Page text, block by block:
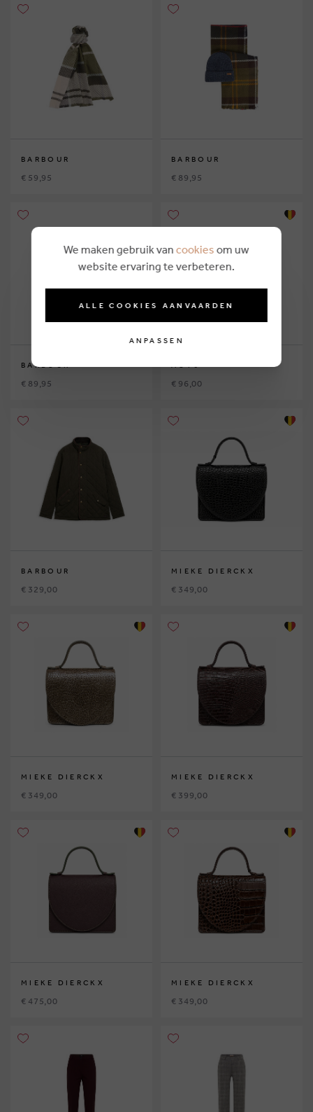
BARBOUR
€ 59,95
BARBOUR
€ 89,95
BARBOUR
€ 89,95
AO76
€ 96,00
BARBOUR
€ 329,00
MIEKE DIERCKX
€ 349,00
MIEKE DIERCKX
€ 349,00
MIEKE DIERCKX
€ 399,00
MIEKE DIERCKX
€ 475,00
MIEKE DIERCKX
€ 349,00
We maken gebruik van cookies om uw
website ervaring te verbeteren.
ALLE COOKIES AANVAARDEN
ANPASSEN